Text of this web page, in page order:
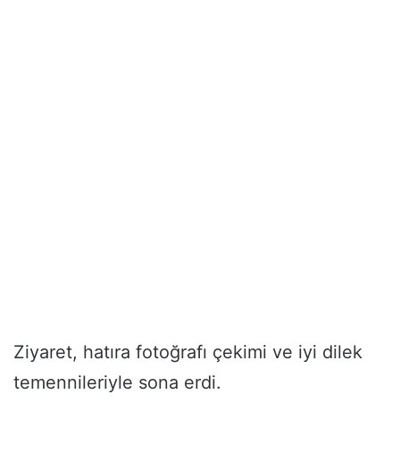
Ziyaret, hatıra fotoğrafı çekimi ve iyi dilek
temennileriyle sona erdi.